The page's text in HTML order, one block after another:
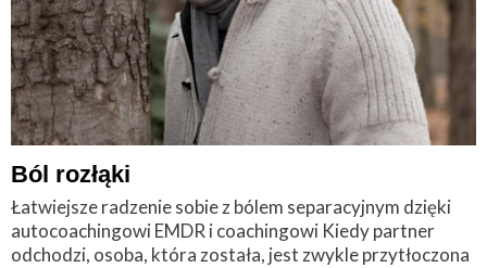
Ból rozłąki
Łatwiejsze radzenie sobie z bólem separacyjnym dzięki
autocoachingowi EMDR i coachingowi Kiedy partner
odchodzi, osoba, która została, jest zwykle przytłoczona